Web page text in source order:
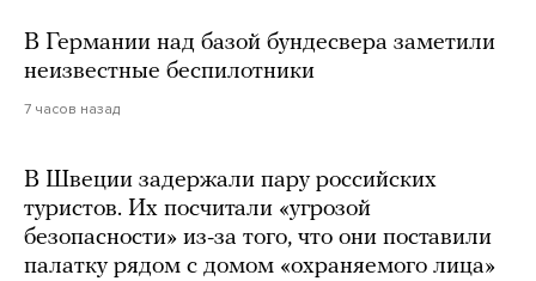
В Германии над базой бундесвера заметили
неизвестные беспилотники
7 часов назад
В Швеции задержали пару российских
туристов. Их посчитали «угрозой
безопасности» из-за того, что они поставили
палатку рядом с домом «охраняемого лица»